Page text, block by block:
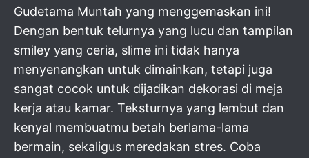
Gudetama Muntah yang menggemaskan ini!
Dengan bentuk telurnya yang lucu dan tampilan
smiley yang ceria, slime ini tidak hanya
menyenangkan untuk dimainkan, tetapi juga
sangat cocok untuk dijadikan dekorasi di meja
kerja atau kamar. Teksturnya yang lembut dan
kenyal membuatmu betah berlama-lama
bermain, sekaligus meredakan stres. Coba